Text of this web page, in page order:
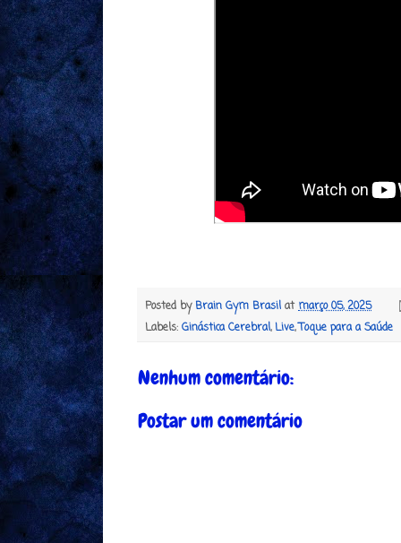
Posted by Brain Gym Brasil atmarço 05, 2025
Labels:Ginástica Cerebral, Live,Toque para a Saúde
Nenhum comentário:
Postar um comentário